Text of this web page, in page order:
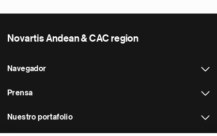
Novartis Andean & CAC region
Navegador
Prensa
Nuestro portafolio